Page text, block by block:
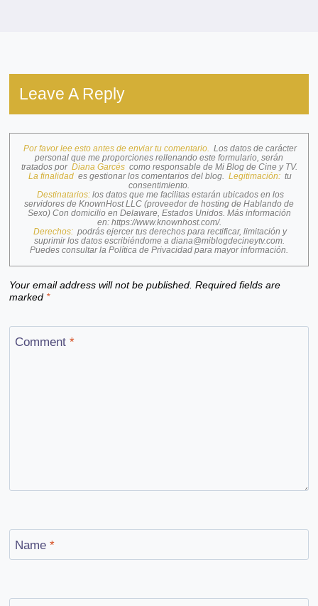
Leave A Reply
Por favor lee esto antes de enviar tu comentario.
Los datos de carácter
personal que me proporciones rellenando este formulario, serán
tratados por Diana Garcés como responsable de Mi Blog de Cine y TV.
La finalidad es gestionar los comentarios del blog. Legitimación: tu
consentimiento.
Destinatarios: los datos que me facilitas estarán ubicados en los
servidores de KnownHost LLC (proveedor de hosting de Hablando de
Sexo) Con domicilio en Delaware, Estados Unidos. Más información
en: https://www.knownhost.com/.
Derechos: podrás ejercer tus derechos para rectificar, limitación y
suprimir los datos escribiéndome a diana@miblogdecineytv.com.
Puedes consultar la Política de Privacidad para mayor información.
Your email address will not be published. Required fields are
marked *
Comment*
Name*